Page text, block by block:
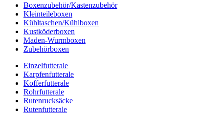
Boxenzubehör/Kastenzubehör
Kleinteileboxen
Kühltaschen/Kühlboxen
Kustköderboxen
Maden-Wurmboxen
Zubehörboxen
Einzelfutterale
Karpfenfutterale
Kofferfutterale
Rohrfutterale
Rutenrucksäcke
Rutenfutterale